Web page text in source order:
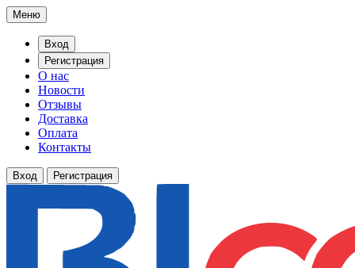
Меню
Вход
Регистрация
О нас
Новости
Отзывы
Доставка
Оплата
Контакты
Вход Регистрация